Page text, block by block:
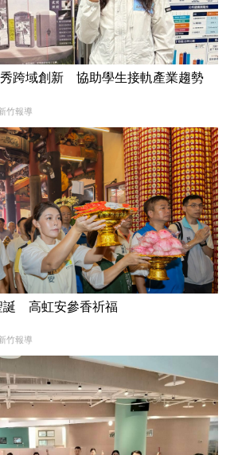
跨域創新 協助學生接軌產業趨勢
竹報導
誕 高虹安參香祈福
竹報導